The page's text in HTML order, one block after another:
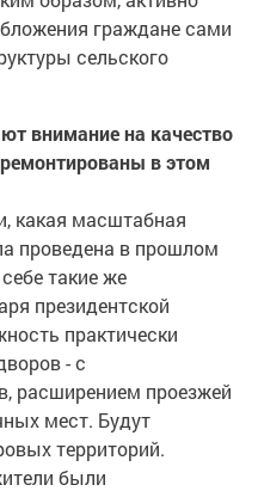
граждане сами
сельского
внимание на качество
в этом
какая масштабная
проведена в прошлом
такие же
президентской
практически
- с
расширением проезжей
мест. Будут
территорий.
были